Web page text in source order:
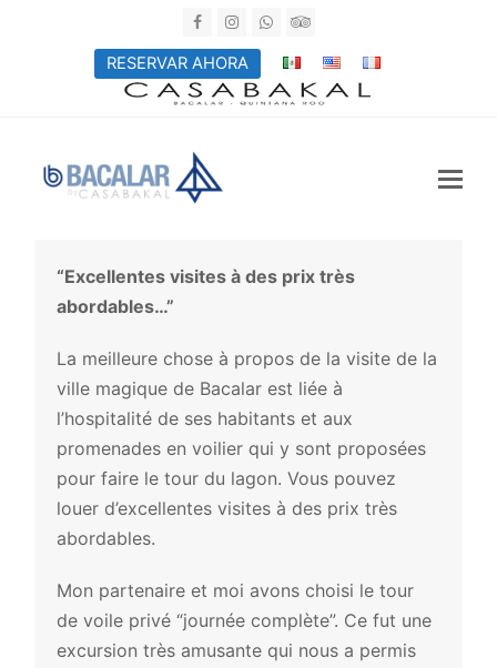
FacebookInstagram
WhatsappTripadvisor
RESERVAR AHORA
“Excellentes visites à des prix très
abordables…”
La meilleure chose à propos de la visite de la
ville magique de Bacalar est liée à
l’hospitalité de ses habitants et aux
promenades en voilier qui y sont proposées
pour faire le tour du lagon. Vous pouvez
louer d’excellentes visites à des prix très
abordables.
Mon partenaire et moi avons choisi le tour
de voile privé “journée complète”. Ce fut une
excursion très amusante qui nous a permis